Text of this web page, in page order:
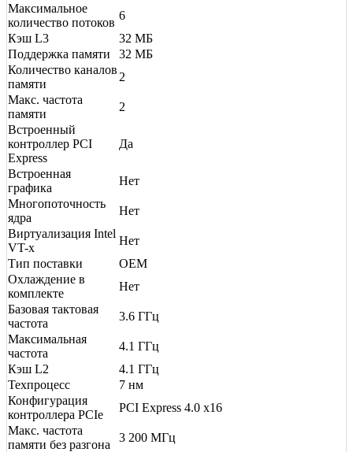
Максимальное
количество потоков
6
Кэш L3
32 МБ
Поддержка памяти
32 МБ
Количество каналов
памяти
2
Макс. частота
памяти
2
Встроенный
контроллер PCI
Express
Да
Встроенная
графика
Нет
Многопоточность
ядра
Нет
Виртуализация Intel
VT-x
Нет
Тип поставки
OEM
Охлаждение в
комплекте
Нет
Базовая тактовая
частота
3.6 ГГц
Максимальная
частота
4.1 ГГц
Кэш L2
4.1 ГГц
Техпроцесс
7 нм
Конфигурация
контроллера PCIe
PCI Express 4.0 x16
Макс. частота
памяти без разгона
3 200 МГц